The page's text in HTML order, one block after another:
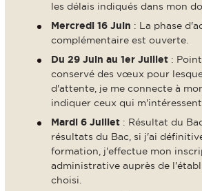
les délais indiqués dans mon
Mercredi 16 Juin : La phase
complémentaire est ouverte.
Du 29 Juin au 1er Juillet :
conservé des vœux pour
d'attente, je me connecte à
indiquer ceux qui
Mardi 6 Juillet : Résultat du
résultats du Bac, si j'ai
formation, j'effectue mon
administrative auprès de
choisi.